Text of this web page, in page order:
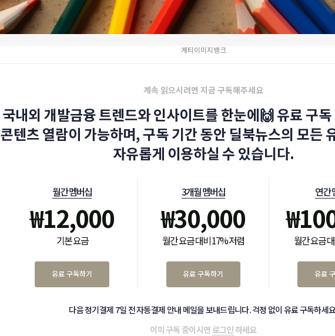
게티이미지뱅크
계속 읽으시려면 지금 구독해주세요
국내외 개발금융 트렌드와 인사이트를 한눈에🙌 유료 구
콘텐츠 열람이 가능하며, 구독 기간 동안 딜북뉴스의 모든
자유롭게 이용하실 수 있습니다.
월간 멤버십
₩12,000
기본 요금
유료 구독하기
3개월 멤버십
₩30,000
월간 요금 대비 17% 저렴
유료 구독하기
연간
₩
월간 요금
유료
다음 정기결제 7일 전 자동결제 안내 메일을 보내드립니다. 걱정 없이 유료 구독하세
이미 구독 중이시면 로그인하세요